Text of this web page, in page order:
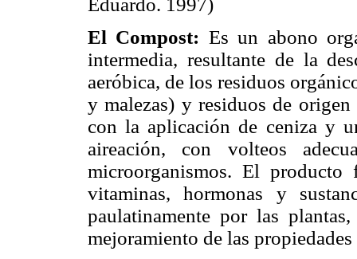
Eduardo. 1997)
El Compost: Es un abono
intermedia, resultante de la
aeróbica, de los residuos
y malezas) y residuos de
con la aplicación de ceniza y
aireación, con volteos
microorganismos. El
vitaminas, hormonas y
paulatinamente por las
mejoramiento de las